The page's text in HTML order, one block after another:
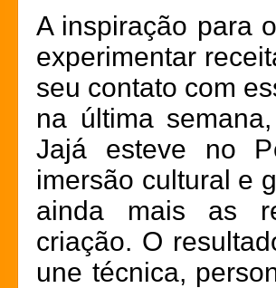
A inspiração para
experimentar
seu contato com
na última
Jajá esteve no
imersão cultural e
ainda mais as
criação. O
une técnica,